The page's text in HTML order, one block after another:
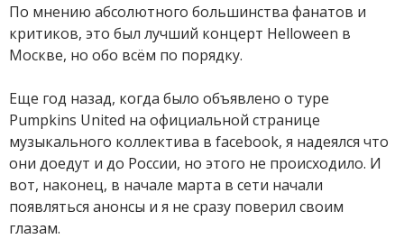
По мнению абсолютного большинства фанатов и
критиков, это был лучший концерт Helloween в
Москве, но обо всём по порядку.
Еще год назад, когда было объявлено о туре
Pumpkins United на официальной странице
музыкального коллектива в facebook, я надеялся что
они доедут и до России, но этого не происходило. И
вот, наконец, в начале марта в сети начали
появляться анонсы и я не сразу поверил своим
глазам.